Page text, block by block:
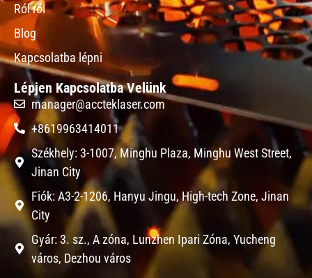
Ról ről
Blog
Kapcsolatba lépni
Lépjen Kapcsolatba Velünk
manager@accteklaser.com
+8619963414011
Székhely: 3-1007, Minghu Plaza, Minghu West Street,
Jinan City
Fiók: A3-2-1206, Hanyu Jingu, High-tech Zone, Jinan
City
Gyár: 3. sz., A zóna, Lunzhen Ipari Zóna, Yucheng
város, Dezhou város